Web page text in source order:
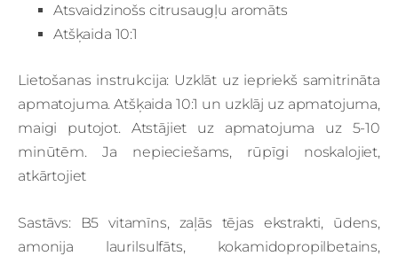
Atsvaidzinošs citrusaugļu aromāts
Atšķaida 10:1
Lietošanas instrukcija: Uzklāt uz iepriekš samitrināta
apmatojuma. Atšķaida 10:1 un uzklāj uz apmatojuma,
maigi putojot. Atstājiet uz apmatojuma uz 5-10
minūtēm. Ja nepieciešams, rūpīgi noskalojiet,
atkārtojiet
Sastāvs: B5 vitamīns, zaļās tējas ekstrakti, ūdens,
amonija laurilsulfāts, kokamidopropilbetains,